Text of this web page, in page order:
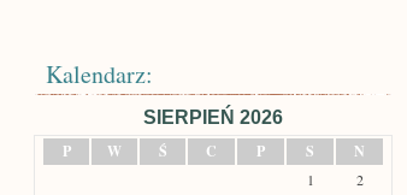
Kalendarz:
SIERPIEŃ 2026
P
W Ś C P S N
1
2